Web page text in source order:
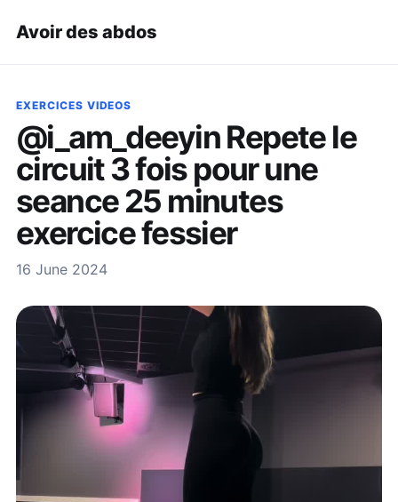
Avoir des abdos
EXERCICES VIDEOS
@i_am_deeyin Repete le
circuit 3 fois pour une
seance 25 minutes
exercice fessier
16 June 2024